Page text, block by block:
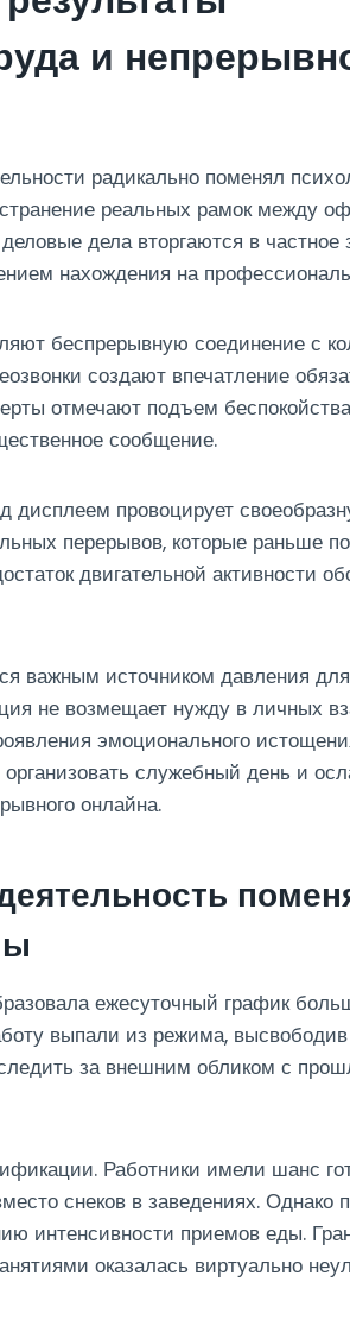
и
радикально поменял
реальных рамок между
дела вторгаются в частное
нахождения на
беспрерывную соединение с
создают впечатление
отмечают подъем
сообщение.
дисплеем провоцирует
перерывов, которые раньше
двигательной активности
важным источником давления
не возмещает нужду в личных
эмоционального
организовать служебный день и
онлайна.
ежесуточный график
выпали из режима,
за внешним обликом с
Работники имели шанс
снеков в заведениях. Однако
интенсивности приемов еды.
оказалась виртуально